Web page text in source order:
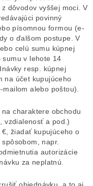
dôvodov vyššej moci. V
povinný
písomnou formou (e-
o ďalšom postupe. V
celú sumu kúpnej
v lehote 14
resp. kúpnej
na účet kupujúceho
mailom alebo poštou).
charaktere obchodu
vzdialenosť a pod.)
žiadať kupujúceho o
napr.
autorizácie
za neplatnú.